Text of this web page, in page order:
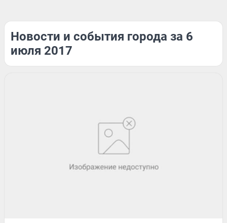
Новости и события города за 6
июля 2017